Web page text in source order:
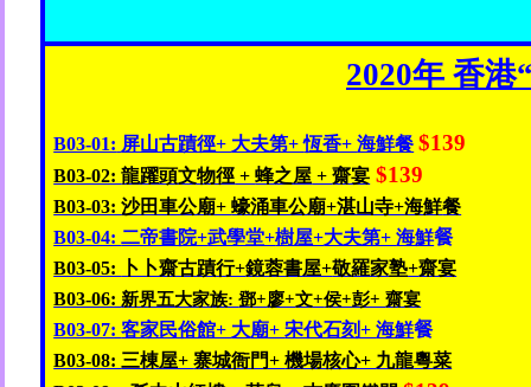
2020年 香港
B03-01: 屏山古蹟徑+ 大夫第+恆香+海鮮餐 $139
B03-02:龍躍頭文物徑 +蜂之屋 +齋宴 $139
B03-03:沙田車公廟+蠔涌車公廟+湛山寺+海鮮餐
B03-04:二帝書院+武學堂+樹屋+大夫第+海鮮餐
B03-05:
卜卜齋古蹟行+鏡蓉書屋+敬羅家塾+齋宴
B03-06: 新界五大家族:鄧+廖+文+侯+彭+齋宴
B03-07:客家民俗館+ 大廟+宋代石刻+海鮮餐
B03-08: 三棟屋+寨城衙門+機場核心+ 九龍粵菜